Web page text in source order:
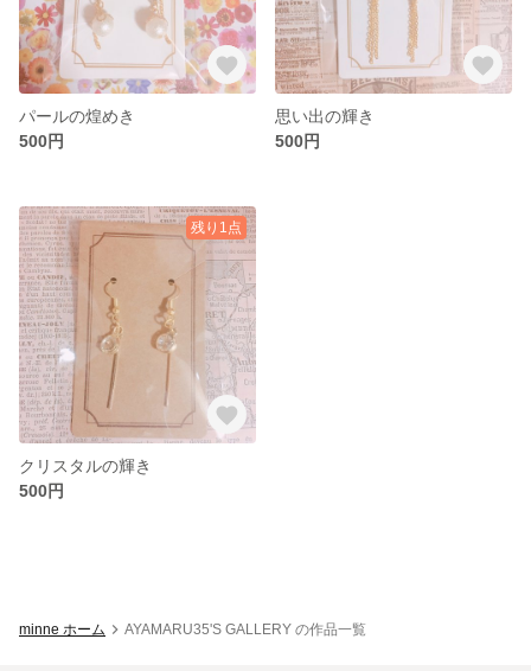
パールの煌めき
500円
思い出の輝き
500円
残り1点
クリスタルの輝き
500円
minne ホーム AYAMARU35'S GALLERY の作品一覧